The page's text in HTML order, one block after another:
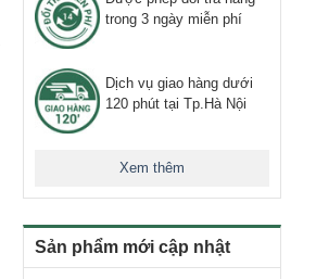
trong 3 ngày miễn phí
Dịch vụ giao hàng dưới
120 phút tại Tp.Hà Nội
Xem thêm
Sản phẩm mới cập nhật